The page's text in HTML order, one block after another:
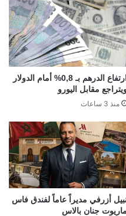
ارتفاع الدرهم بـ 0,8% أمام الدولار
مقابل اليورو
منذ 3 ساعات
أزرفي مديراً عاماً لفندق فاس
ماريوت جنان بالاس